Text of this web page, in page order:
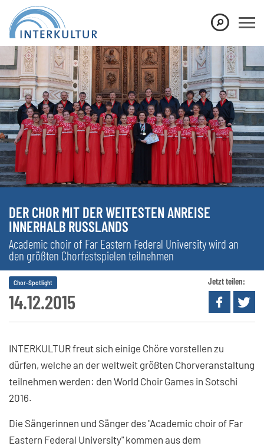
DER CHOR MIT DER WEITESTEN ANREISE
INNERHALB RUSSLANDS
Academic choir of Far Eastern Federal University wird an
den größten Chorfestspielen teilnehmen
14.12.2015
Chor-Spotlight Jetzt teilen:
INTERKULTUR freut sich einige Chöre vorstellen zu
dürfen, welche an der weltweit größten Chorveranstaltung
teilnehmen werden: den World Choir Games in Sotschi
2016.
Die Sängerinnen und Sänger des "Academic choir of Far
Eastern Federal University" kommen aus dem